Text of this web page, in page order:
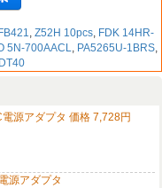
FB421, Z52H 10pcs, FDK 14HR-
5N-700AACL, PA5265U-1BRS,
源アダプタ 価格 7,728円
源アダプタ